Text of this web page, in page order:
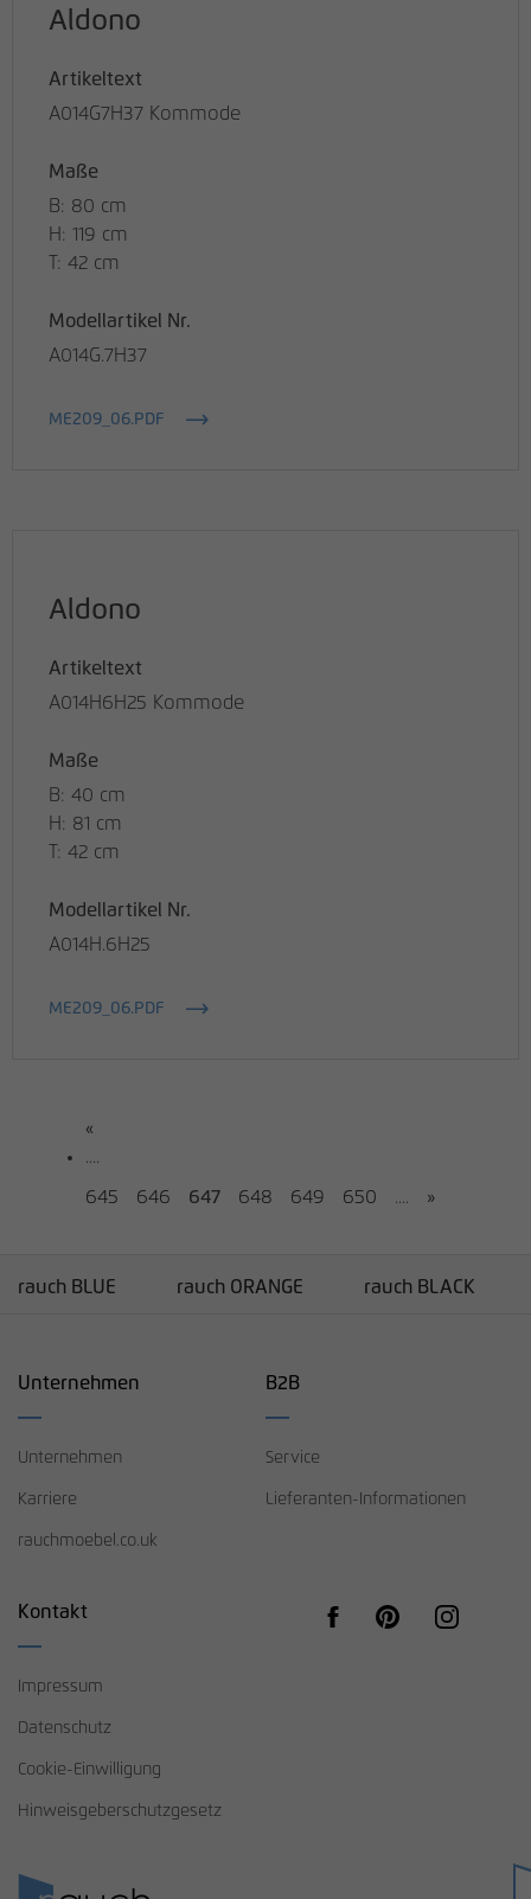
Aldono
Artikeltext
A014G7H37 Kommode
Maße
B: 80 cm
H: 119 cm
T: 42 cm
Modellartikel Nr.
A014G.7H37
ME209_06.PDF
Aldono
Artikeltext
A014H6H25 Kommode
Maße
B: 40 cm
H: 81 cm
T: 42 cm
Modellartikel Nr.
A014H.6H25
ME209_06.PDF
«
....
645 646 647 648 649 650 .... »
rauch BLUE rauch ORANGE rauch BLACK
Unternehmen
Unternehmen
Karriere
rauchmoebel.co.uk
B2B
Service
Lieferanten-Informationen
Kontakt
Impressum
Datenschutz
Cookie-Einwilligung
Hinweisgeberschutzgesetz